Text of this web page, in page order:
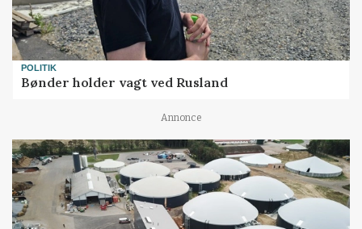
POLITIK
Bønder holder vagt ved Rusland
Annonce